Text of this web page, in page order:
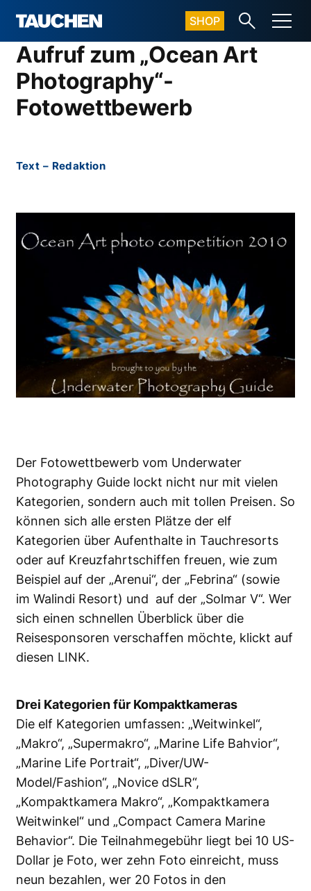
SHOP
Aufruf zum „Ocean Art
Photography“-
Fotowettbewerb
Text – Redaktion
Der Fotowettbewerb vom Underwater
Photography Guide lockt nicht nur mit vielen
Kategorien, sondern auch mit tollen Preisen. So
können sich alle ersten Plätze der elf
Kategorien über Aufenthalte in Tauchresorts
oder auf Kreuzfahrtschiffen freuen, wie zum
Beispiel auf der „Arenui“, der „Febrina“ (sowie
im Walindi Resort) und auf der „Solmar V“. Wer
sich einen schnellen Überblick über die
Reisesponsoren verschaffen möchte, klickt auf
diesen LINK.
Drei Kategorien für Kompaktkameras
Die elf Kategorien umfassen: „Weitwinkel“,
„Makro“, „Supermakro“, „Marine Life Bahvior“,
„Marine Life Portrait“, „Diver/UW-
Model/Fashion“, „Novice dSLR“,
„Kompaktkamera Makro“, „Kompaktkamera
Weitwinkel“ und „Compact Camera Marine
Behavior“. Die Teilnahmegebühr liegt bei 10 US-
Dollar je Foto, wer zehn Foto einreicht, muss
neun bezahlen, wer 20 Fotos in den